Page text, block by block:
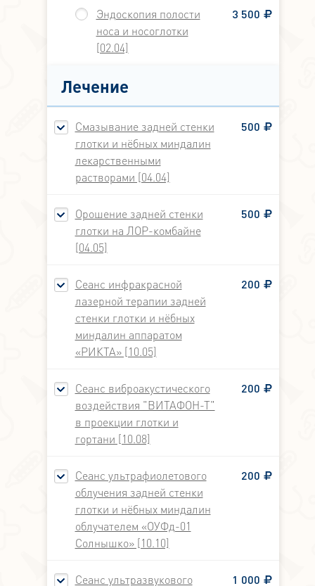
Эндоскопия полости
носа и носоглотки
[02.04]
3 500
Лечение
Смазывание задней стенки
глотки и нёбных миндалин
лекарственными
растворами [04.04]
500
Орошение задней стенки
глотки на ЛОР-комбайне
[04.05]
500
Сеанс инфракрасной
лазерной терапии задней
стенки глотки и нёбных
миндалин аппаратом
«РИКТА» [10.05]
200
Сеанс виброакустического
воздействия "ВИТАФОН-Т"
в проекции глотки и
гортани [10.08]
200
Сеанс ультрафиолетового
облучения задней стенки
глотки и нёбных миндалин
облучателем «ОУФд-01
Солнышко» [10.10]
200
Сеанс ультразвукового 1 000